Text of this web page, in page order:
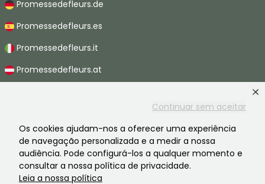
Continuar sem aceitar
Os cookies ajudam-nos a oferecer uma experiência
de navegação personalizada e a medir a nossa
audiência. Pode configurá-los a qualquer momento e
consultar a nossa política de privacidade.
Leia a nossa política
Promessedefleurs.de
Promessedefleurs.es
Promessedefleurs.it
Promessedefleurs.at
Promessedefleurs.ch